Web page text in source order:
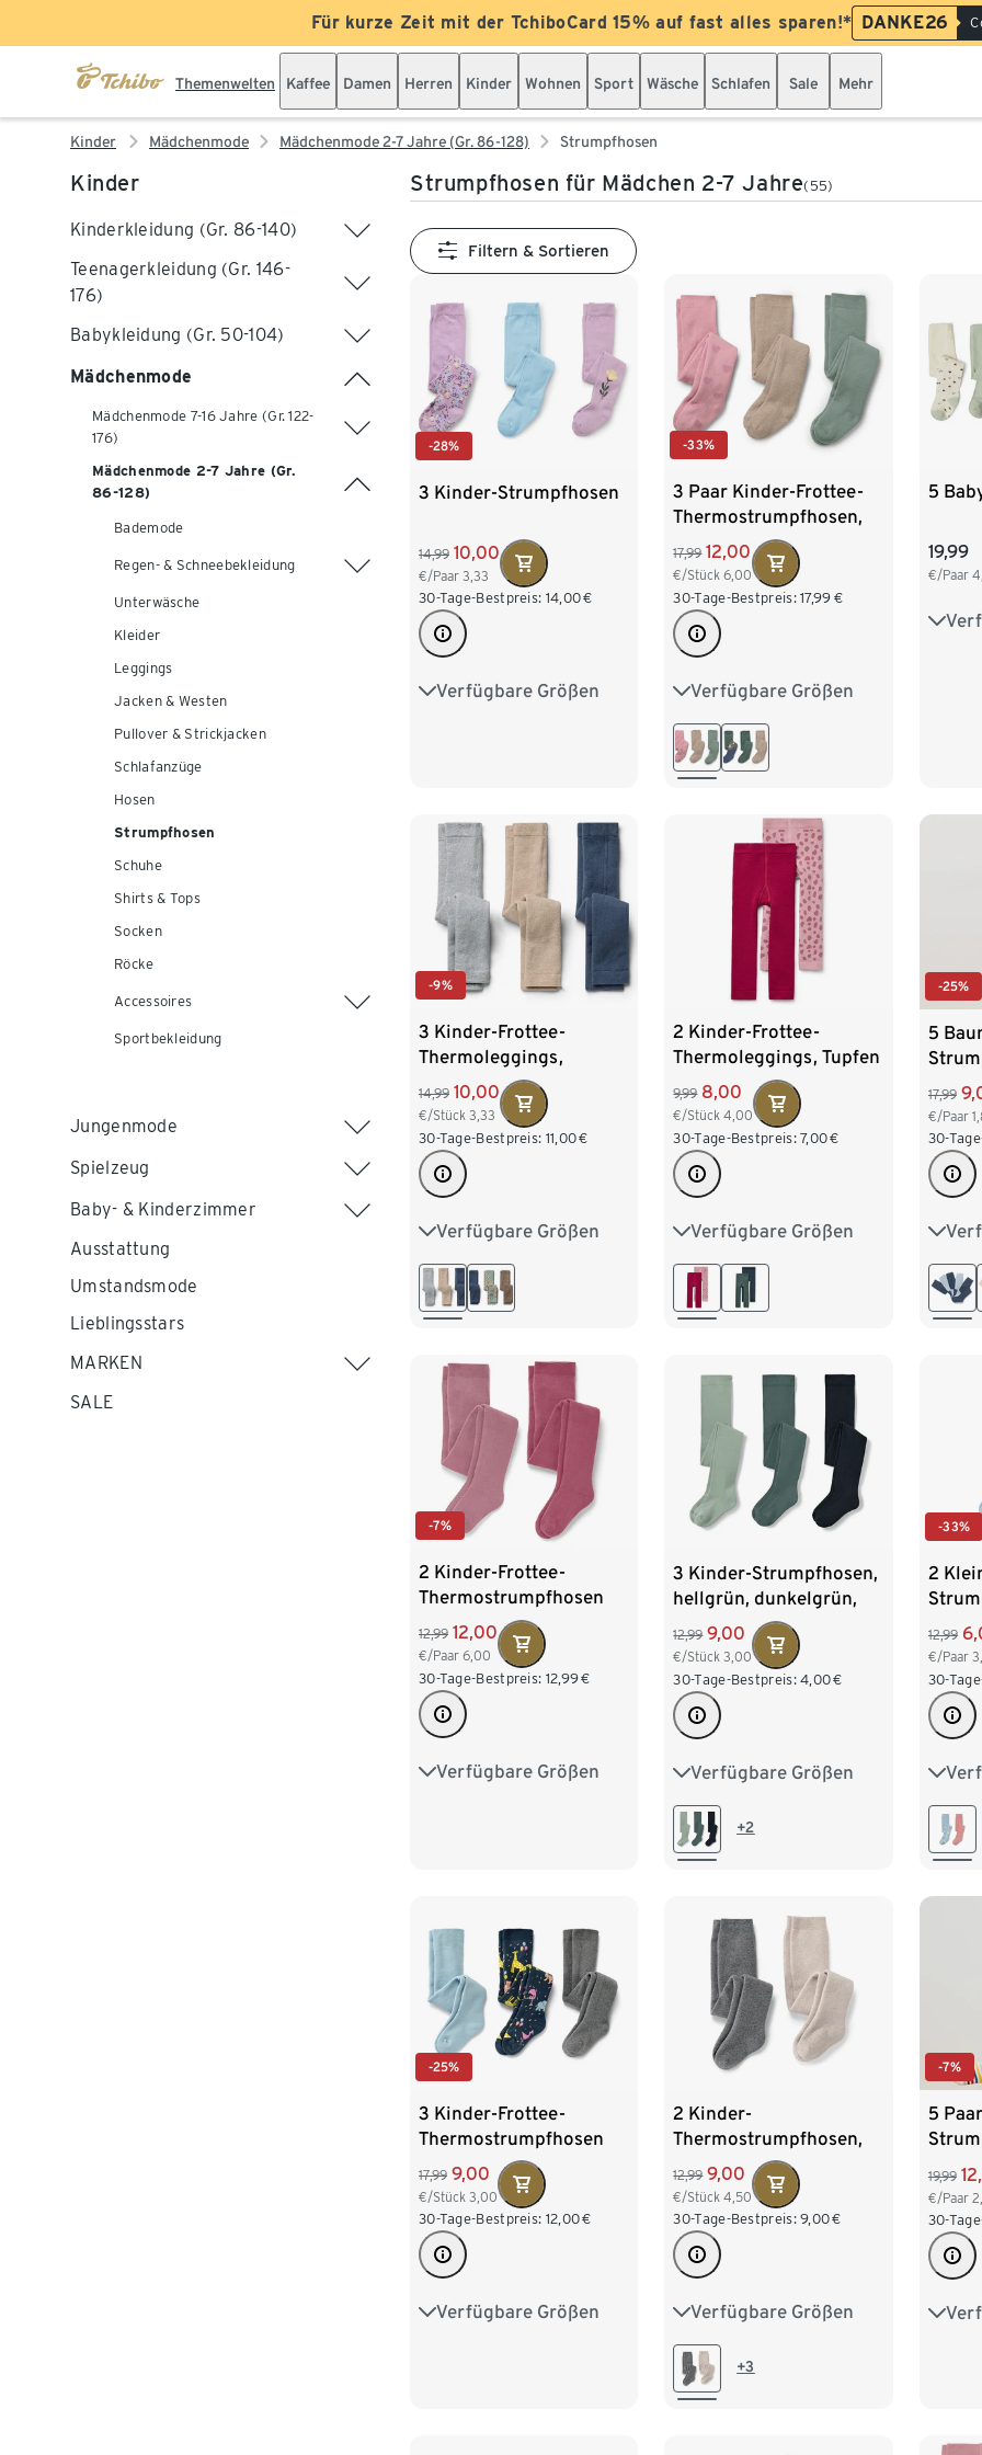
Für kurze Zeit mit der TchiboCard 15% auf fast alles sparen!* DANKE26
Themenwelten Kaffee Damen Herren Kinder Wohnen Sport Wäsche Schlafen Sale Mehr
Kinder Mädchenmode Mädchenmode 2-7 Jahre (Gr. 86-128) Strumpfhosen
Kinder
Kinderkleidung (Gr. 86-140)
Teenagerkleidung (Gr. 146-
176)
Babykleidung (Gr. 50-104)
Mädchenmode
Mädchenmode 7-16 Jahre (Gr. 122-
176)
Mädchenmode 2-7 Jahre (Gr.
86-128)
Bademode
Regen- & Schneebekleidung
Unterwäsche
Kleider
Leggings
Jacken & Westen
Pullover & Strickjacken
Schlafanzüge
Hosen
Strumpfhosen
Schuhe
Shirts & Tops
Socken
Röcke
Accessoires
Sportbekleidung
Jungenmode
Spielzeug
Baby- & Kinderzimmer
Ausstattung
Umstandsmode
Lieblingsstars
MARKEN
SALE
Strumpfhosen für Mädchen 2-7 Jahre(55)
Filtern & Sortieren
-28%
3 Kinder-Strumpfhosen
14,99 10,00
€/Paar 3,33
30-Tage-Bestpreis: 14,00€
Verfügbare Größen
86/92 98/104
-33%
3 Paar Kinder-Frottee-
Thermostrumpfhosen,
Herzen
17,99 12,00
€/Stück6,00
30-Tage-Bestpreis: 17,99 €
Verfügbare Größen
86/92 98/104
110/116 122/128
5
19,99
€/Paar
50/
-9%
3 Kinder-Frottee-
Thermoleggings,
braun/grau/blau
14,99 10,00
€/Stück 3,33
30-Tage-Bestpreis: 11,00€
Verfügbare Größen
86/92 98/104
110/116 122/128
2 Kinder-Frottee-
Thermoleggings, Tupfen
9,99 8,00
€/Stück4,00
30-Tage-Bestpreis: 7,00€
Verfügbare Größen
86/92 98/104
110/116
-25%
5
17,99
€/Paar
30-
50/
86/
-7%
2 Kinder-Frottee-
Thermostrumpfhosen
12,99 12,00
€/Paar 6,00
30-Tage-Bestpreis: 12,99€
Verfügbare Größen
50/56 62/68 74/80
3 Kinder-Strumpfhosen,
hellgrün, dunkelgrün,
blau
12,99 9,00
€/Stück3,00
30-Tage-Bestpreis: 4,00€
Verfügbare Größen
74/80 86/92
98/104 +2
-33%
2
12,99
€/Paar
30-
74/
98/
-25%
3 Kinder-Frottee-
Thermostrumpfhosen
17,99 9,00
€/Stück 3,00
30-Tage-Bestpreis: 12,00€
Verfügbare Größen
86/92 98/104
2 Kinder-
Thermostrumpfhosen,
meliert
12,99 9,00
€/Stück4,50
30-Tage-Bestpreis: 9,00€
Verfügbare Größen
98/104 110/116
122/128+3
-7%
5
19,99
€/Paar
30-
50/